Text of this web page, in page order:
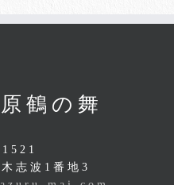
鶴の舞
志波1番地3